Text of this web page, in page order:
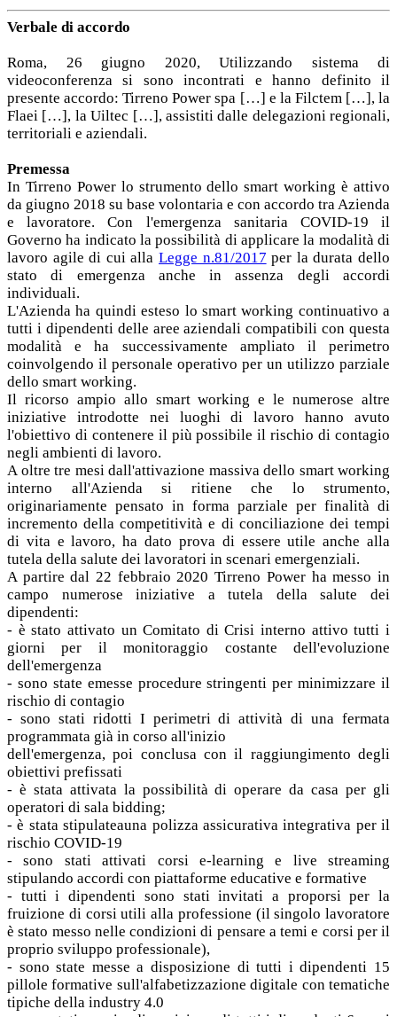
Verbale di accordo
Roma, 26 giugno 2020, Utilizzando sistema di
videoconferenza si sono incontrati e hanno definito il
presente accordo: Tirreno Power spa […] e la Filctem […], la
Flaei […], la Uiltec […], assistiti dalle delegazioni regionali,
territoriali e aziendali.
Premessa
In Tirreno Power lo strumento dello smart working è attivo
da giugno 2018 su base volontaria e con accordo tra Azienda
e lavoratore. Con l'emergenza sanitaria COVID-19 il
Governo ha indicato la possibilità di applicare la modalità di
lavoro agile di cui alla Legge n.81/2017 per la durata dello
stato di emergenza anche in assenza degli accordi
individuali.
L'Azienda ha quindi esteso lo smart working continuativo a
tutti i dipendenti delle aree aziendali compatibili con questa
modalità e ha successivamente ampliato il perimetro
coinvolgendo il personale operativo per un utilizzo parziale
dello smart working.
Il ricorso ampio allo smart working e le numerose altre
iniziative introdotte nei luoghi di lavoro hanno avuto
l'obiettivo di contenere il più possibile il rischio di contagio
negli ambienti di lavoro.
A oltre tre mesi dall'attivazione massiva dello smart working
interno all'Azienda si ritiene che lo strumento,
originariamente pensato in forma parziale per finalità di
incremento della competitività e di conciliazione dei tempi
di vita e lavoro, ha dato prova di essere utile anche alla
tutela della salute dei lavoratori in scenari emergenziali.
A partire dal 22 febbraio 2020 Tirreno Power ha messo in
campo numerose iniziative a tutela della salute dei
dipendenti:
- è stato attivato un Comitato di Crisi interno attivo tutti i
giorni per il monitoraggio costante dell'evoluzione
dell'emergenza
- sono state emesse procedure stringenti per minimizzare il
rischio di contagio
- sono stati ridotti I perimetri di attività di una fermata
programmata già in corso all'inizio
dell'emergenza, poi conclusa con il raggiungimento degli
obiettivi prefissati
- è stata attivata la possibilità di operare da casa per gli
operatori di sala bidding;
- è stata stipulateauna polizza assicurativa integrativa per il
rischio COVID-19
- sono stati attivati corsi e-learning e live streaming
stipulando accordi con piattaforme educative e formative
- tutti i dipendenti sono stati invitati a proporsi per la
fruizione di corsi utili alla professione (il singolo lavoratore
è stato messo nelle condizioni di pensare a temi e corsi per il
proprio sviluppo professionale),
- sono state messe a disposizione di tutti i dipendenti 15
pillole formative sull'alfabetizzazione digitale con tematiche
tipiche della industry 4.0